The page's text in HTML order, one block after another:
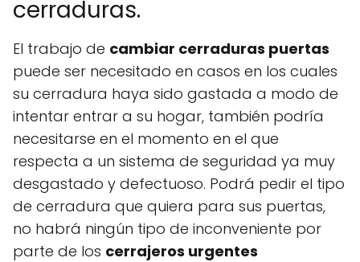
cerraduras.
El trabajo de cambiar cerraduras puertas
puede ser necesitado en casos en los cuales
su cerradura haya sido gastada a modo de
intentar entrar a su hogar, también podría
necesitarse en el momento en el que
respecta a un sistema de seguridad ya muy
desgastado y defectuoso. Podrá pedir el tipo
de cerradura que quiera para sus puertas,
no habrá ningún tipo de inconveniente por
parte de los cerrajeros urgentes